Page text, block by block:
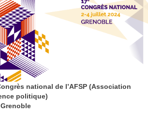
national de l’AFSP (Association
politique)